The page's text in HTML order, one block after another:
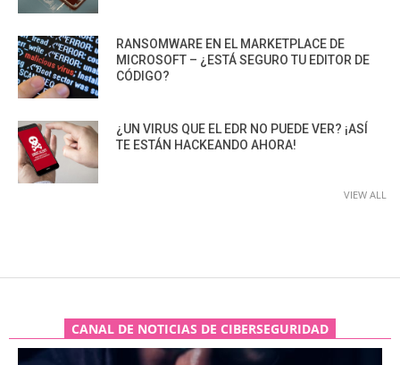
RANSOMWARE EN EL MARKETPLACE DE
MICROSOFT – ¿ESTÁ SEGURO TU EDITOR DE
CÓDIGO?
¿UN VIRUS QUE EL EDR NO PUEDE VER? ¡ASÍ
TE ESTÁN HACKEANDO AHORA!
VIEW ALL
CANAL DE NOTICIAS DE CIBERSEGURIDAD